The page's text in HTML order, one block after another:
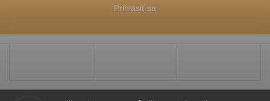
Prihlásiť sa